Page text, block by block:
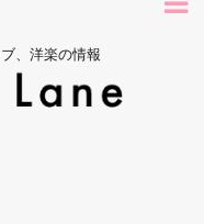
、洋楽の情報